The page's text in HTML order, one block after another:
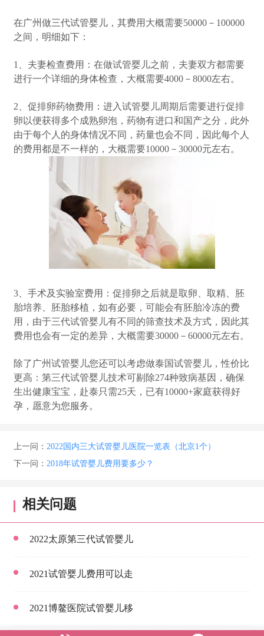
在广州做三代试管婴儿，其费用大概需要50000－100000
之间，明细如下：
1、夫妻检查费用：在做试管婴儿之前，夫妻双方都需要
进行一个详细的身体检查，大概需要4000－8000左右。
2、促排卵药物费用：进入试管婴儿周期后需要进行促排
卵以便获得多个成熟卵泡，药物有进口和国产之分，此外
由于每个人的身体情况不同，药量也会不同，因此每个人
的费用都是不一样的，大概需要10000－30000元左右。
3、手术及实验室费用：促排卵之后就是取卵、取精、胚
胎培养、胚胎移植，如有必要，可能会有胚胎冷冻的费
用，由于三代试管婴儿有不同的筛查技术及方式，因此其
费用也会有一定的差异，大概需要30000－60000元左右。
除了广州试管婴儿您还可以考虑做泰国试管婴儿，性价比
更高：第三代试管婴儿技术可剔除274种致病基因，确保
生出健康宝宝，赴泰只需25天，已有10000+家庭获得好
孕，愿意为您服务。
上一问： 2022国内三大试管婴儿医院一览表（北京1个）
下一问： 2018年试管婴儿费用要多少？
相关问题
2022太原第三代试管婴儿
2021试管婴儿费用可以走
2021博鳌医院试管婴儿移